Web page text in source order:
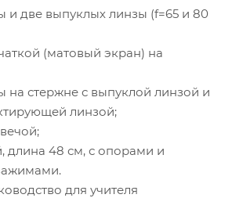
и две выпуклых линзы (f=65 и 80
(матовый экран) на
на стержне с выпуклой линзой и
линзой;
длина 48 см, с опорами и
для учителя